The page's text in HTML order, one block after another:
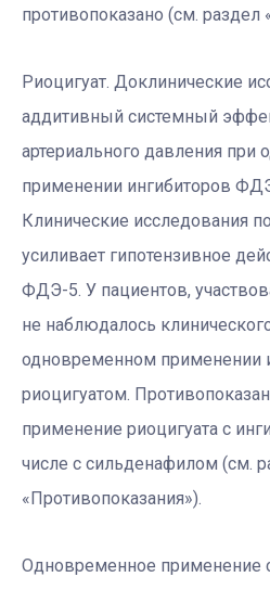
противопоказано (см. раздел
Риоцигуат. Доклинические
аддитивный системный
артериального давления при
применении ингибиторов
Клинические исследования
усиливает гипотензивное
ФДЭ-5. У пациентов,
не наблюдалось
одновременном применении
риоцигуатом.
применение риоцигуата с
числе с сильденафилом (см.
«Противопоказания»).
Одновременное применение